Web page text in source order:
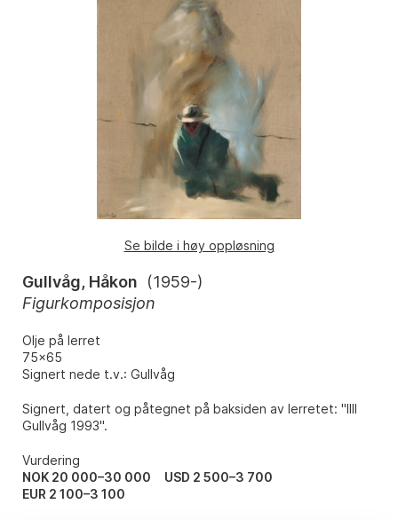
Se bilde i høy oppløsning
Gullvåg, Håkon (1959-)
Figurkomposisjon
Olje på lerret
75x65
Signert nede t.v.: Gullvåg
Signert, datert og påtegnet på baksiden av lerretet: "IIII
Gullvåg 1993".
Vurdering
NOK 20 000–30 000
USD 2 500–3 700
EUR 2 100–3 100